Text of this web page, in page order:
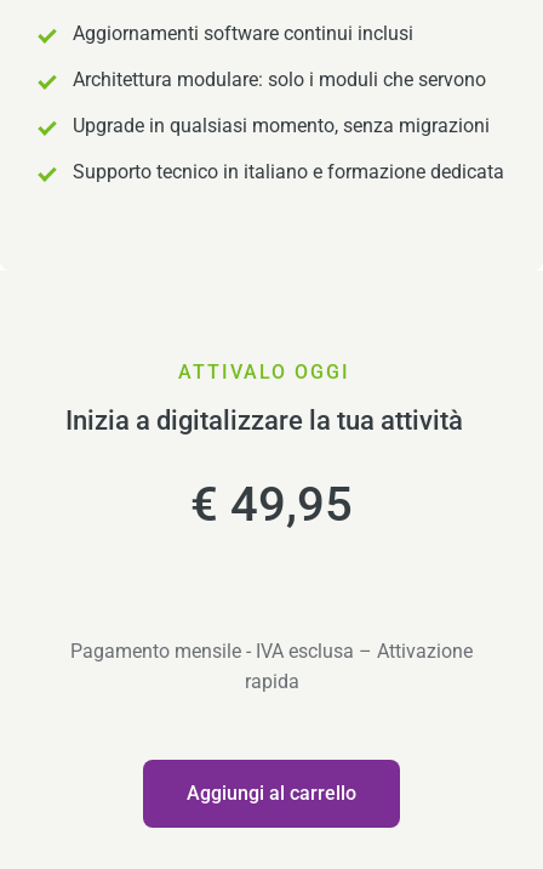
Aggiornamenti software continui inclusi
Architettura modulare: solo i moduli che servono
Upgrade in qualsiasi momento, senza migrazioni
Supporto tecnico in italiano e formazione dedicata
ATTIVALO OGGI
Inizia a digitalizzare la tua attività
€ 49,95
Pagamento mensile - IVA esclusa – Attivazione
rapida
Aggiungi al carrello